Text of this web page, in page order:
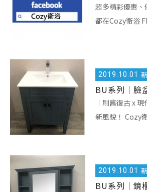
超多精彩優惠、
都在Cozy衛浴
2019. 10.01
｜刷舊復古 x
新風貌！ Cozy
2019. 10.01